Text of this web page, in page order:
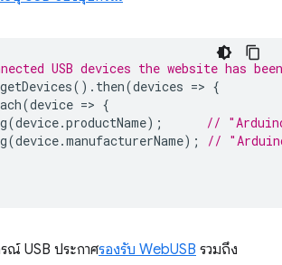
USB devices the website has
getDevices(). then(devices => {
(device => {
(device.productName);
//
(device.manufacturerName);
//
ณ์ USB ประกาศรองรับ WebUSB รวมถึง